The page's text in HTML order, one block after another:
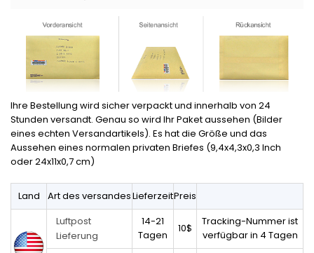
Ihre Bestellung wird sicher verpackt und innerhalb von 24
Stunden versandt. Genau so wird Ihr Paket aussehen (Bilder
eines echten Versandartikels). Es hat die Größe und das
Aussehen eines normalen privaten Briefes (9,4x4,3x0,3 Inch
oder 24x11x0,7 cm)
Land Art des versandesLieferzeitPreis
Luftpost
Lieferung
14-21
Tagen
10$
Tracking-Nummer ist
verfügbar in 4 Tagen